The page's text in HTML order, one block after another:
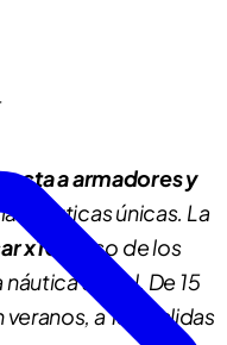
a armadores y
náuticas únicas. La
x10
el uso de los
social. De 15
a 150 salidas